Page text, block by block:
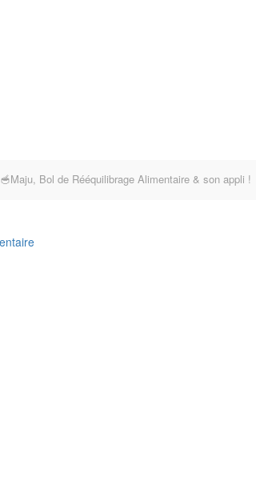
🥣Maju, Bol de Rééquilibrage Alimentaire & son appli !